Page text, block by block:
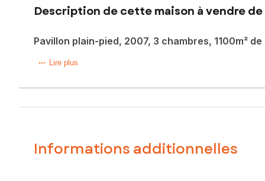
Description de cette maison à vendre de
Pavillon plain-pied, 2007, 3 chambres, 1100m²
Au cœur de la commune de Chiché, à 15 minutes de
Le bien comprend, au rez-de-chaussée, une entrée
Un couloir dessert la partie nuit, composée d’une salle de
Atouts indéniables : Plancher chauffant via PAC air-air /
Lire plus
Informations additionnelles